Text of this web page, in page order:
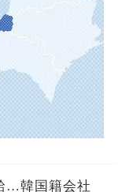
…韓国籍会社